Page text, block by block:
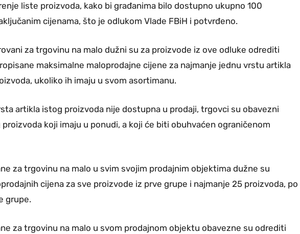
liste proizvoda, kako bi građanima bilo dostupno ukupno 100
cijenama, što je odlukom Vlade FBiH i potvrđeno.
za trgovinu na malo dužni su za proizvode iz ove odluke odrediti
maksimalne maloprodajne cijene za najmanje jednu vrstu artikla
ukoliko ih imaju u svom asortimanu.
artikla istog proizvoda nije dostupna u prodaji, trgovci su obavezni
koji imaju u ponudi, a koji će biti obuhvaćen ograničenom
za trgovinu na malo u svim svojim prodajnim objektima dužne su
cijena za sve proizvode iz prve grupe i najmanje 25 proizvoda, po
grupe.
za trgovinu na malo u svom prodajnom objektu obavezne su odrediti